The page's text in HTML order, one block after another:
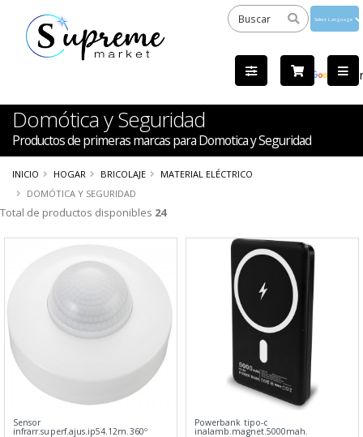
by
Domótica y Seguridad
Productos de primeras marcas para Domotica y Seguridad
INICIO HOGAR BRICOLAJE
MATERIAL ELÉCTRICO
DOMÓTICA Y SEGURIDAD
Total de productos disponibles 24
Sensor
infrarr.superf.ajus.ip54.12m.360º
Powerbank tipo-c
inalamb.magnet.5000mah.